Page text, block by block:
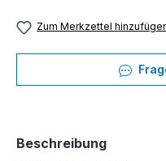
Zum Merkzettel
Beschreibung